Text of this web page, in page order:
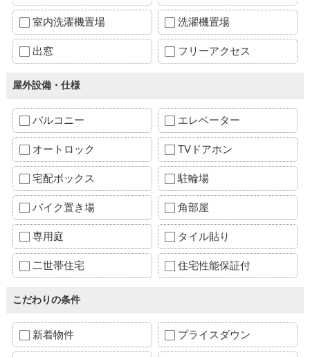
室内洗濯機置場 洗濯機置場
出窓 フリーアクセス
屋外設備・仕様
バルコニー エレベーター
オートロック TVドアホン
宅配ボックス 駐輪場
バイク置き場 角部屋
専用庭 タイル貼り
二世帯住宅 住宅性能保証付
こだわりの条件
新着物件 プライスダウン